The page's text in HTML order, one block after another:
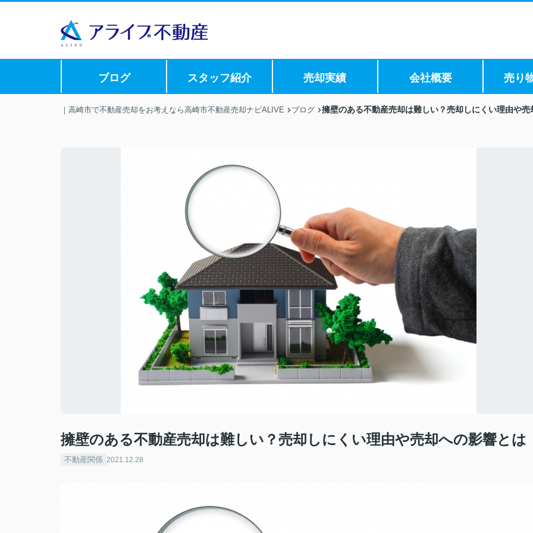
ブログ スタッフ紹介 売却実績 会社概要 売り
｜高崎市で不動産売却をお考えなら高崎市不動産売却ナビALIVE ブログ 擁壁のある不動産売却は難しい？売却しにくい理由や売
擁壁のある不動産売却は難しい？売却しにくい理由や売却への影響とは
不動産関係 2021.12.28